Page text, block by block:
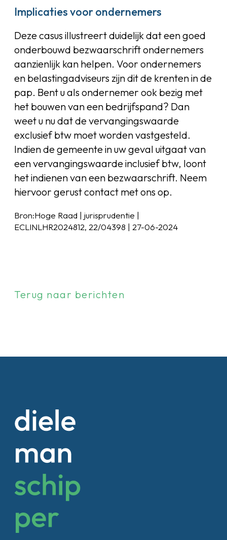
Implicaties voor ondernemers
Deze casus illustreert duidelijk dat een goed
onderbouwd bezwaarschrift ondernemers
aanzienlijk kan helpen. Voor ondernemers
en belastingadviseurs zijn dit de krenten in de
pap. Bent u als ondernemer ook bezig met
het bouwen van een bedrijfspand? Dan
weet u nu dat de vervangingswaarde
exclusief btw moet worden vastgesteld.
Indien de gemeente in uw geval uitgaat van
een vervangingswaarde inclusief btw, loont
het indienen van een bezwaarschrift. Neem
hiervoor gerust contact met ons op.
Bron:Hoge Raad | jurisprudentie |
ECLINLHR2024812, 22/04398 | 27-06-2024
Terug naar berichten